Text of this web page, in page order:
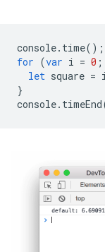
console. time();
for (var i = 0 ;
let square =
}
console. timeEnd